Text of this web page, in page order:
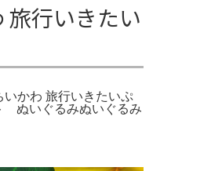
行いきたい
かわ 旅行いきたいぷ
ぬいぐるみぬいぐるみ